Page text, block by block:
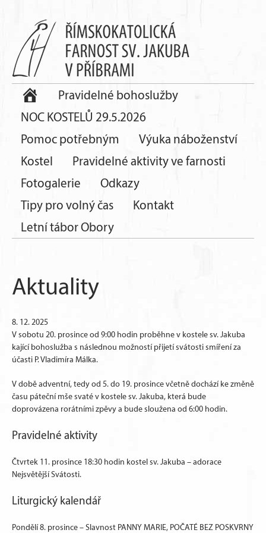
Pravidelné bohoslužby
NOC KOSTELŮ 29.5.2026
Pomoc potřebným
Výuka náboženství
Kostel
Pravidelné aktivity ve farnosti
Fotogalerie
Odkazy
Tipy pro volný čas
Kontakt
Letní tábor Obory
Aktuality
8. 12. 2025
V sobotu 20. prosince od 9:00 hodin proběhne v kostele sv. Jakuba
kající bohoslužba s následnou možností přijetí svátosti smíření za
účasti P. Vladimíra Málka.
V době adventní, tedy od 5. do 19. prosince včetně dochází ke změně
času páteční mše svaté v kostele sv. Jakuba, která bude
doprovázena rorátními zpěvy a bude sloužena od 6:00 hodin.
Pravidelné aktivity
Čtvrtek 11. prosince 18:30 hodin kostel sv. Jakuba – adorace
Nejsvětější Svátosti.
Liturgický kalendář
Pondělí 8. prosince – Slavnost PANNY MARIE, POČATÉ BEZ POSKVRNY